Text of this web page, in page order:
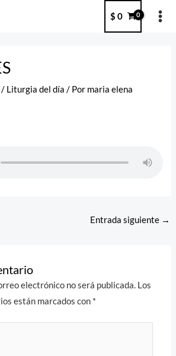
$ 0
/ Liturgia del día / Por maria elena
Entrada siguiente →
electrónico no será publicada. Los
están marcados con *